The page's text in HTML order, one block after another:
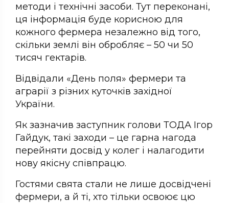
методи і технічні засоби. Тут переконані,
ця інформація буде корисною для
кожного фермера незалежно від того,
скільки землі він обробляє – 50 чи 50
тисяч гектарів.
Відвідали «День поля» фермери та
аграрії з різних куточків західної
України.
Як зазначив заступник голови ТОДА Ігор
Гайдук, такі заходи – це гарна нагода
перейняти досвід у колег і налагодити
нову якісну співпрацю.
Гостями свята стали не лише досвідчені
фермери, а й ті, хто тільки освоює цю